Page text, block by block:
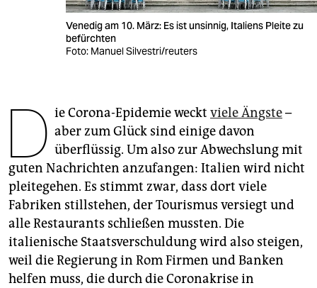
veranstaltungen
genossenschaft
epaper login
Venedig am 10. März: Es ist unsinnig, Italiens Pleite zu
befürchten
Foto: Manuel Silvestri/reuters
D ie Corona-Epidemie weckt viele Ängste–
aber zum Glück sind einige davon
überflüssig. Um also zur Abwechslung mit
guten Nachrichten anzufangen: Italien wird nicht
pleitegehen. Es stimmt zwar, dass dort viele
Fabriken stillstehen, der Tourismus versiegt und
alle Restaurants schließen mussten. Die
italienische Staatsverschuldung wird also steigen,
weil die Regierung in Rom Firmen und Banken
helfen muss, die durch die Coronakrise in